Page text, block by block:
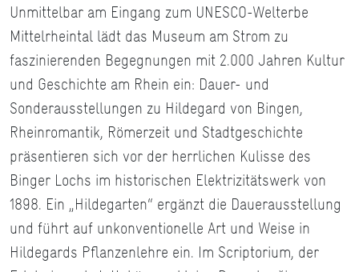
Unmittelbar am Eingang zum UNESCO-Welterbe
Mittelrheintal lädt das Museum am Strom zu
faszinierenden Begegnungen mit 2.000 Jahren Kultur
und Geschichte am Rhein ein: Dauer- und
Sonderausstellungen zu Hildegard von Bingen,
Rheinromantik, Römerzeit und Stadtgeschichte
präsentieren sich vor der herrlichen Kulisse des
Binger Lochs im historischen Elektrizitätswerk von
1898. Ein „Hildegarten“ ergänzt die Dauerausstellung
und führt auf unkonventionelle Art und Weise in
Hildegards Pflanzenlehre ein. Im Scriptorium, der